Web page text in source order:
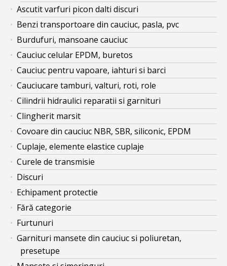
Ascutit varfuri picon dalti discuri
Benzi transportoare din cauciuc, pasla, pvc
Burdufuri, mansoane cauciuc
Cauciuc celular EPDM, buretos
Cauciuc pentru vapoare, iahturi si barci
Cauciucare tamburi, valturi, roti, role
Cilindrii hidraulici reparatii si garnituri
Clingherit marsit
Covoare din cauciuc NBR, SBR, siliconic, EPDM
Cuplaje, elemente elastice cuplaje
Curele de transmisie
Discuri
Echipament protectie
Fără categorie
Furtunuri
Garnituri mansete din cauciuc si poliuretan,
presetupe